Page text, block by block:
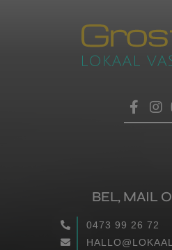
BEL, MAIL
0473 99 26 72